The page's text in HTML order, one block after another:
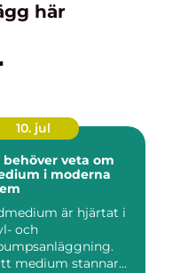
här
10. jul
veta om
i moderna
är hjärtat i
och
medium stannar